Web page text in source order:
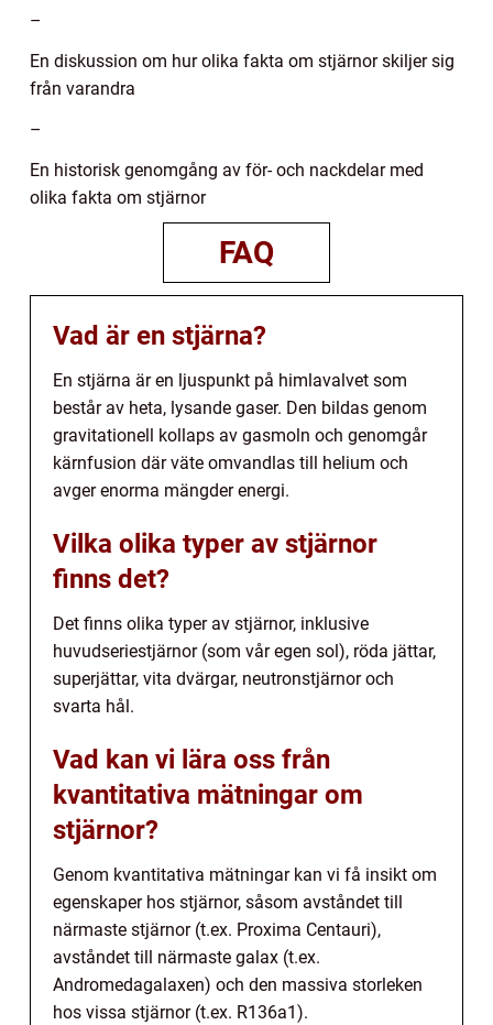
–
En diskussion om hur olika fakta om stjärnor skiljer sig
från varandra
–
En historisk genomgång av för- och nackdelar med
olika fakta om stjärnor
FAQ
Vad är en stjärna?
En stjärna är en ljuspunkt på himlavalvet som
består av heta, lysande gaser. Den bildas genom
gravitationell kollaps av gasmoln och genomgår
kärnfusion där väte omvandlas till helium och
avger enorma mängder energi.
Vilka olika typer av stjärnor
finns det?
Det finns olika typer av stjärnor, inklusive
huvudseriestjärnor (som vår egen sol), röda jättar,
superjättar, vita dvärgar, neutronstjärnor och
svarta hål.
Vad kan vi lära oss från
kvantitativa mätningar om
stjärnor?
Genom kvantitativa mätningar kan vi få insikt om
egenskaper hos stjärnor, såsom avståndet till
närmaste stjärnor (t.ex. Proxima Centauri),
avståndet till närmaste galax (t.ex.
Andromedagalaxen) och den massiva storleken
hos vissa stjärnor (t.ex. R136a1).